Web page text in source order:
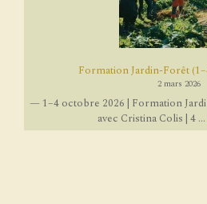
Formation Jardin-Forêt
2 mars 2026
— 1–4 octobre 2026 | Formation
avec Cristina Colis | 4 ...